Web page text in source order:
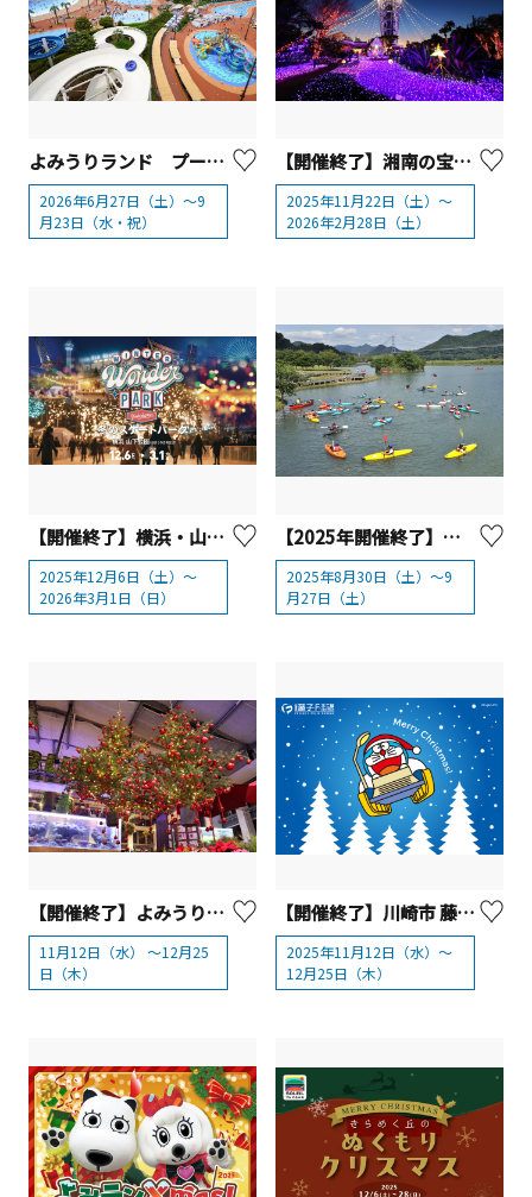
よみうりランド プールWAI（Water Amusement Island）【川崎市・東京都】
2026年6月27日（土）～9
月23日（水・祝）
【開催終了】湘南の宝石2025-2026【藤沢市】
2025年11月22日（土）～
2026年2月28日（土）
【開催終了】横浜・山下公園「Winter Wonder Park Yokohama 2025-26」
2025年12月6日（土）～
2026年3月1日（日）
【2025年開催終了】宮ヶ瀬湖カヌースクール（親水池カヌースクール）
2025年8月30日（土）～9
月27日（土）
【開催終了】よみうりランドHANA・BIYORI「HANA・BIYORIのクリスマス2025」
11月12日（水） ～12月25
日（木）
【開催終了】川崎市 藤子・F・不二雄ミュージアム「 クリスマスはミュージアムで！2025」
2025年11月12日（水）～
12月25日（木）